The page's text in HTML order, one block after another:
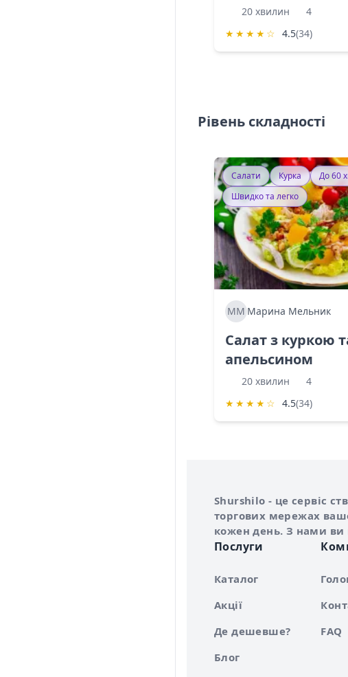
20 хвилин
4
★ ★ ★ ★ ☆ 4.5(34)
Рівень складності
Салати Курка
До 60
Швидко та легко
ММ Марина Мельник
Салат з куркою
апельсином
20 хвилин
4
★ ★ ★ ★ ☆ 4.5(34)
Про сервіс Shurshilo
Shurshilo - це сервіс
торгових мережах
кожен день. З нами ви
Послуги
Каталог
Акції
Де дешевше?
Блог
FAQ